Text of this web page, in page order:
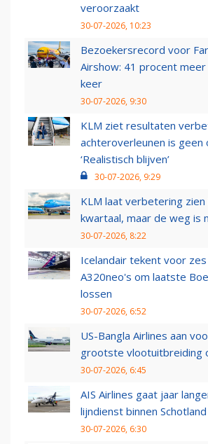
veroorzaakt
30-07-2026, 10:23
Bezoekersrecord voor
Airshow: 41 procent
keer
30-07-2026, 9:30
KLM ziet resultaten
achteroverleunen is geen
‘Realistisch blijven’
30-07-2026, 9:29
KLM laat verbetering
kwartaal, maar de weg is
30-07-2026, 8:22
Icelandair tekent voor
A320neo's om laatste
lossen
30-07-2026, 6:52
US-Bangla Airlines aan
grootste vlootuitbreiding
30-07-2026, 6:45
AIS Airlines gaat jaar
lijndienst binnen Schotland
30-07-2026, 6:30